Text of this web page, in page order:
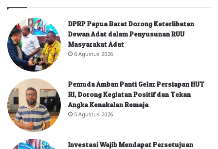
DPRP Papua Barat Dorong Keterlibatan
Dewan Adat dalam Penyusunan RUU
Masyarakat Adat
6 Agustus 2026
Pemuda Amban Panti Gelar Persiapan HUT
RI, Dorong Kegiatan Positif dan Tekan
Angka Kenakalan Remaja
5 Agustus 2026
Investasi Wajib Mendapat Persetujuan